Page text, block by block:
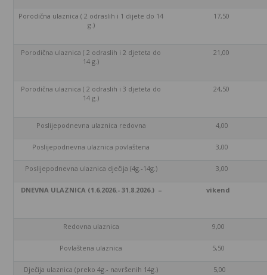
Porodična ulaznica ( 2 odraslih i 1 dijete do 14
g.)
17,50
Porodična ulaznica ( 2 odraslih i 2 djeteta do
14 g.)
21,00
Porodična ulaznica ( 2 odraslih i 3 djeteta do
14 g.)
24,50
Poslijepodnevna ulaznica redovna 4,00
Poslijepodnevna ulaznica povlaštena 3,00
Poslijepodnevna ulaznica dječija (4g.-14g.) 3,00
DNEVNA ULAZNICA (1.6.2026.- 31.8.2026.) – vikend
Redovna ulaznica 9,00
Povlaštena ulaznica 5,50
Dječija ulaznica (preko 4g.- navršenih 14g.) 5,00